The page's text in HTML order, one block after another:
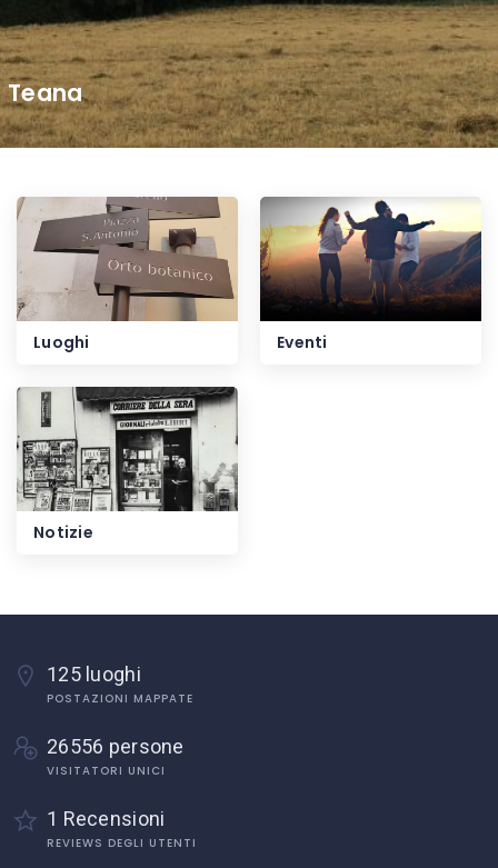
Teana
Luoghi Eventi
Notizie
125 luoghi
POSTAZIONI MAPPATE
26556 persone
VISITATORI UNICI
1 Recensioni
REVIEWS DEGLI UTENTI